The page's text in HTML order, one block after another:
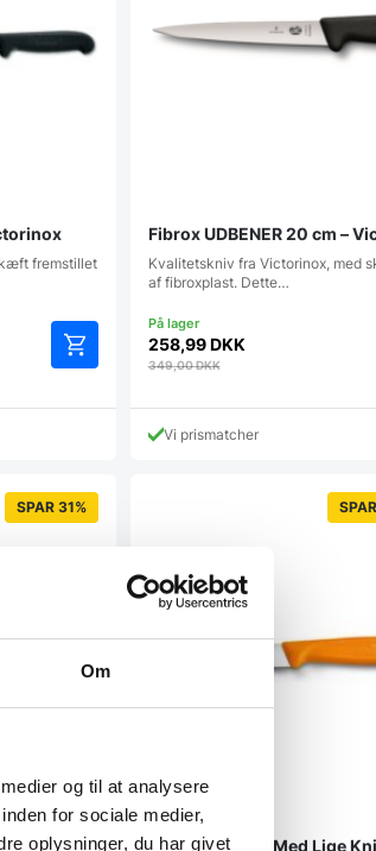
Om
og til at analysere
for sociale medier,
oplysninger, du har givet
fremstillet
Fibrox UDBENER 20 cm –
Kvalitetskniv fra Victorinox, med
af fibroxplast. Dette…
258,99DKK
349,00DKK
Vi prismatcher
SPAR 31%
Grøntsagskniv Med Lige